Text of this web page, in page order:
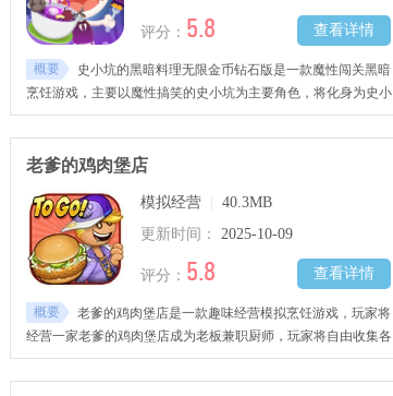
查看详情
评分： 5.8
概要
史小坑的黑暗料理无限金币钻石版是一款魔性闯关黑暗
烹饪游戏，主要以魔性搞笑的史小坑为主要角色，将化身为史小
坑的全新身份一位喜爱黑暗料理的厨师，融入了许多丰富的主题
关卡与玩法，可以自由在美食岛上探险，收集不同的食材与调味
品，与邪恶的boss展开厮杀解锁更多无厘头的食谱，让玩家越玩
老爹的鸡肉堡店
模拟经营
40.3MB
更新时间：
2025-10-09
查看详情
评分： 5.8
概要
老爹的鸡肉堡店是一款趣味经营模拟烹饪游戏，玩家将
经营一家老爹的鸡肉堡店成为老板兼职厨师，玩家将自由收集各
种食材、原材料、调味品等灵活搭配，根据不同顾客的需求进行
烹饪，制作出美味可口的鸡肉堡，获取好评赚取更多钱财，将你